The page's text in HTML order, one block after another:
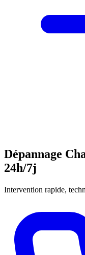
Dépannage
24h/7j
Intervention rapide,